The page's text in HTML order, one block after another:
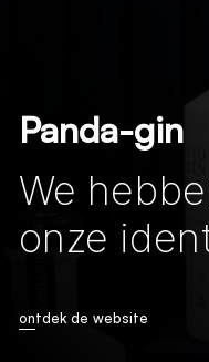
Panda-gin
We
onze
ontdek de website